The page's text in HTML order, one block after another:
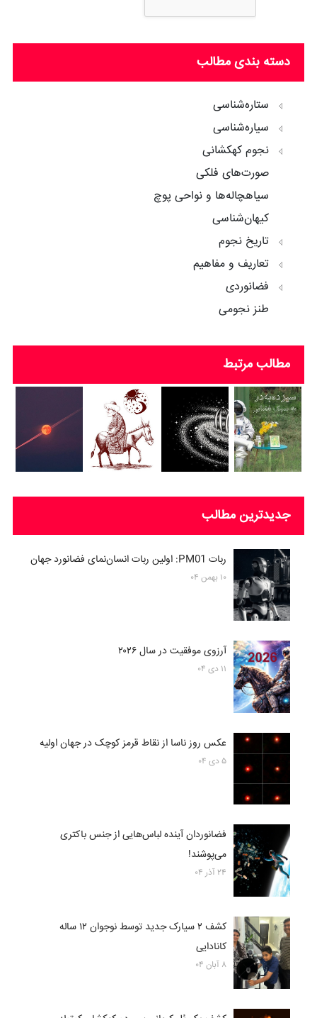
دسته بندی مطالب
ستاره‌شناسی
سیاره‌شناسی
نجوم کهکشانی
صورت‌های فلکی
سیاهچاله‌ها و نواحی پوچ
کیهان‌شناسی
تاریخ نجوم
تعاریف و مفاهیم
فضانوردی
طنز نجومی
مطالب مرتبط
جدیدترین مطالب
ربات PM01: اولین ربات انسان‌نمای فضانورد جهان
۱۰ بهمن ۰۴
آرزوی موفقیت در سال ۲۰۲۶
۱۱ دی ۰۴
عکس روز ناسا از نقاط قرمز کوچک در جهان اولیه
۵ دی ۰۴
فضانوردان آینده لباس‌هایی از جنس باکتری
می‌پوشند!
۲۴ آذر ۰۴
کشف ۲ سیارک جدید توسط نوجوان ۱۲ ساله
کانادایی
۸ آبان ۰۴